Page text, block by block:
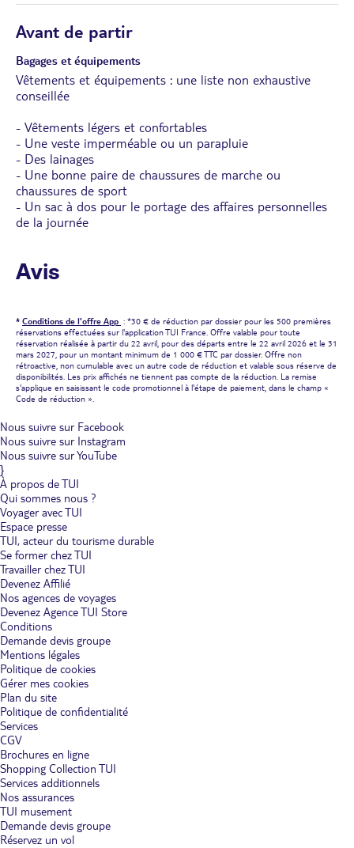
Avant de partir
Bagages et équipements
Vêtements et équipements : une liste non exhaustive
conseillée
- Vêtements légers et confortables
- Une veste imperméable ou un parapluie
- Des lainages
- Une bonne paire de chaussures de marche ou
chaussures de sport
- Un sac à dos pour le portage des affaires personnelles
de la journée
Avis
* Conditions de l'offre App : *30 € de réduction par dossier pour les 500 premières
réservations effectuées sur l'application TUI France. Offre valable pour toute
réservation réalisée à partir du 22 avril, pour des départs entre le 22 avril 2026 et le 31
mars 2027, pour un montant minimum de 1 000 € TTC par dossier. Offre non
rétroactive, non cumulable avec un autre code de réduction et valable sous réserve de
disponibilités. Les prix affichés ne tiennent pas compte de la réduction. La remise
s'applique en saisissant le code promotionnel à l'étape de paiement, dans le champ «
Code de réduction ».
Nous suivre sur Facebook
Nous suivre sur Instagram
Nous suivre sur YouTube
}
À propos de TUI
Qui sommes nous ?
Voyager avec TUI
Espace presse
TUI, acteur du tourisme durable
Se former chez TUI
Travailler chez TUI
Devenez Affilié
Nos agences de voyages
Devenez Agence TUI Store
Conditions
Demande devis groupe
Mentions légales
Politique de cookies
Gérer mes cookies
Plan du site
Politique de confidentialité
Services
CGV
Brochures en ligne
Shopping Collection TUI
Services additionnels
Nos assurances
TUI musement
Demande devis groupe
Réservez un vol